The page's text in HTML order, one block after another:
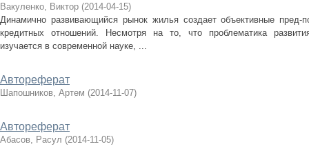
Вакуленко, Виктор (2014-04-15)
Динамично развивающийся рынок жилья создает объективные
кредитных отношений. Несмотря на то, что проблематика
изучается в современной науке, ...
Автореферат
Шапошников, Артем (2014-11-07)
Автореферат
Абасов, Расул (2014-11-05)